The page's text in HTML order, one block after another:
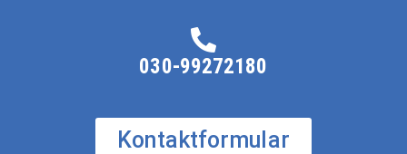
030-99272180
Kontaktformular